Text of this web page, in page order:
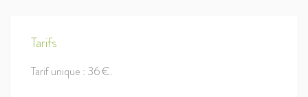
Tarifs
Tarif unique : 36 €.